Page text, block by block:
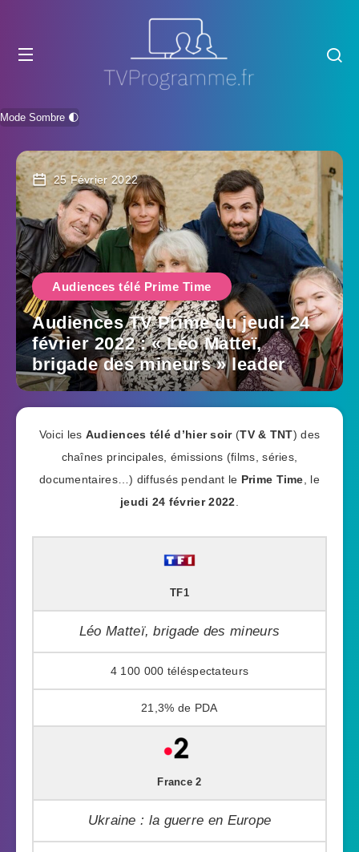
Mode Sombre 🌓
25 Février 2022
Audiences télé Prime Time
Audiences TV Prime du jeudi 24
février 2022 : « Léo Matteï,
brigade des mineurs » leader
Voici les Audiences télé d’hier soir (TV & TNT) des
chaînes principales, émissions (films, séries,
documentaires…) diffusés pendant le Prime Time , le
jeudi 24 février 2022
TF1
Léo Matteï, brigade des mineurs
4 100 000
21,3%
France 2
Ukraine : la guerre en Europe